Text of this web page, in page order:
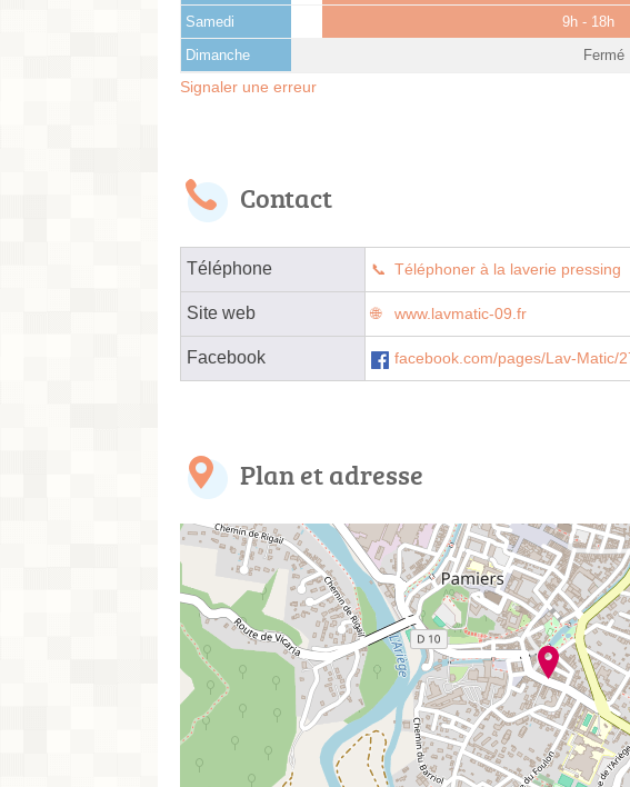
Samedi 9h - 18h
Dimanche Fermé
Signaler une erreur
Contact
Téléphone Téléphoner à la laverie pressing
Site web www.lavmatic-09.fr
Facebook facebook.com/pages/Lav-Matic/
Plan et adresse